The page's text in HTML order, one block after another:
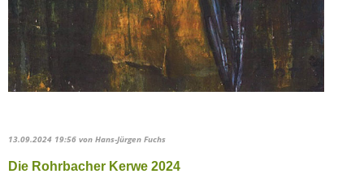
13.09.2024 19:56 von Hans-Jürgen Fuchs
Die Rohrbacher Kerwe 2024